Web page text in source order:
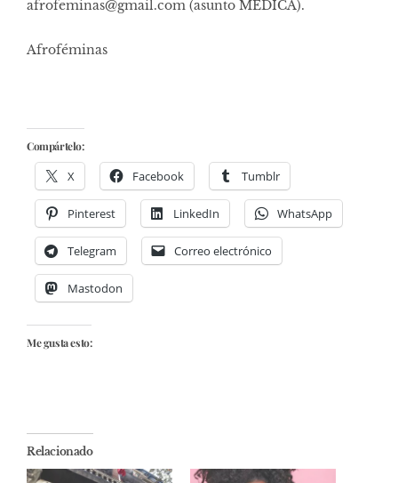
afrofeminas@gmail.com (asunto MÉDICA).
Afroféminas
Compártelo:
X Facebook Tumblr
Pinterest LinkedIn WhatsApp
Telegram Correo electrónico
Mastodon
Me gusta esto:
Relacionado